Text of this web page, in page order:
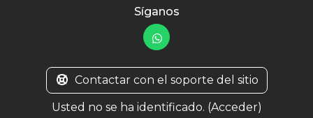
Síganos
Contactar con el soporte del sitio
Usted no se ha identificado. (Acceder)